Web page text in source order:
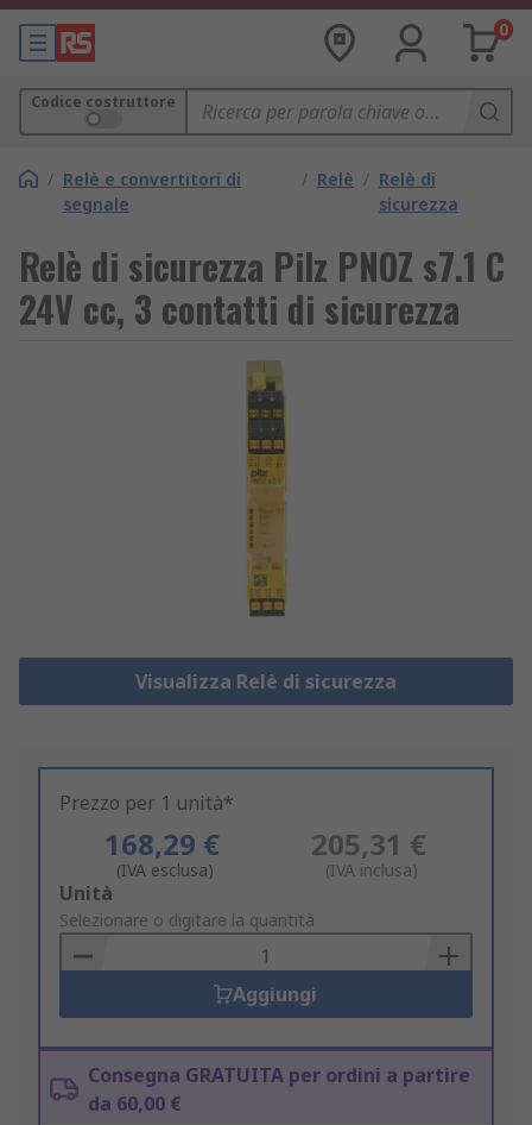
0
Codice costruttore
/ Relè e convertitori di
segnale
/ Relè / Relè di
sicurezza
Relè di sicurezza Pilz PNOZ s7.1 C
24V cc, 3 contatti di sicurezza
Visualizza Relè di sicurezza
Prezzo per 1 unità*
168,29 €
(IVA esclusa)
205,31 €
(IVA inclusa)
Add
to
Basket
Unità
Selezionare o digitare la quantità
Aggiungi
Consegna GRATUITA per ordini a partire
da 60,00 €